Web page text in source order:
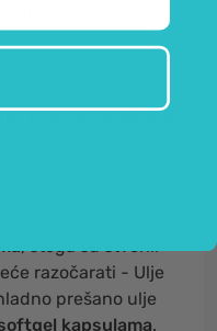
svojstvima za
prešano ulje iz
, stoga su stvorili
razočarati - Ulje
prešano ulje
kapsulama.